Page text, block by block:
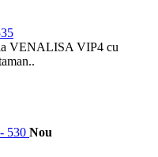
la VENALISA VIP4 cu
Nou